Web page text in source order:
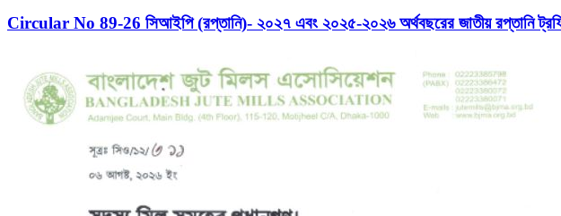
Circular No 89-26 সিআইপি (রপ্তানি)- ২০২৭ এবং ২০২৫-২০২৬ অর্থবছরের জাতীয় রপ্তানি